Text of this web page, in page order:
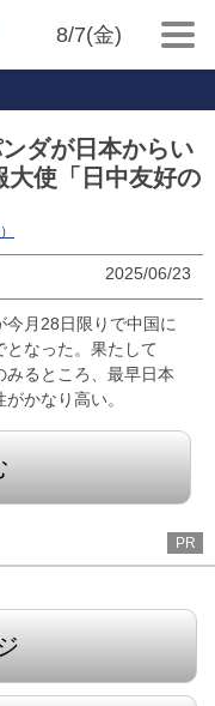
8/7(金)
ダが日本からい
大使「日中友好の
2025/06/23
月28日限りで中国に
なった。果たして
みるところ、最早日本
かなり高い。
PR